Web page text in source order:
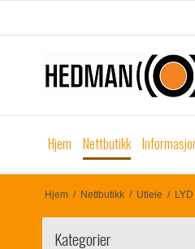
Hjem Nettbutikk
Hjem / Nettbutikk / Utleie /
Kategorier